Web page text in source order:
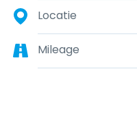
Locatie
Mileage